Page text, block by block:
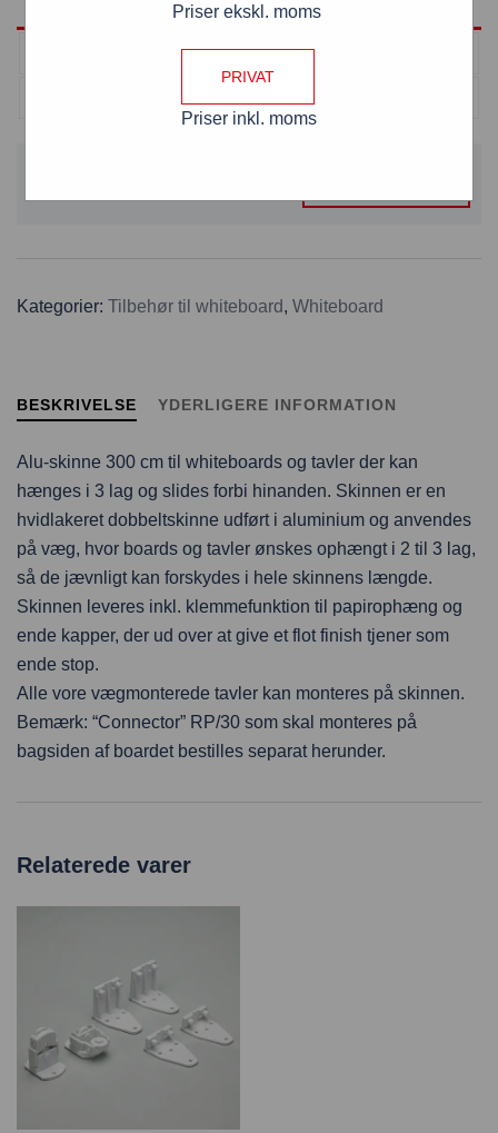
Pris pr. stk
Kategorier: Tilbehør til whiteboard, Whiteboard
BESKRIVELSE YDERLIGERE INFORMATION
Alu-skinne 300 cm til whiteboards og tavler der kan
hænges i 3 lag og slides forbi hinanden. Skinnen er en
hvidlakeret dobbeltskinne udført i aluminium og anvendes
på væg, hvor boards og tavler ønskes ophængt i 2 til 3 lag,
så de jævnligt kan forskydes i hele skinnens længde.
Skinnen leveres inkl. klemmefunktion til papirophæng og
ende kapper, der ud over at give et flot finish tjener som
ende stop.
Alle vore vægmonterede tavler kan monteres på skinnen.
Bemærk: “Connector” RP/30 som skal monteres på
bagsiden af boardet bestilles separat herunder.
Relaterede varer
Priser ekskl. moms
PRIVAT
Priser inkl. moms